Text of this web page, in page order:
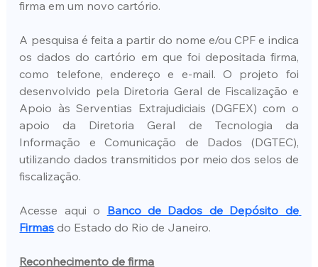
firma em um novo cartório.
A pesquisa é feita a partir do nome e/ou CPF e indica
os dados do cartório em que foi depositada firma,
como telefone, endereço e e-mail. O projeto foi
desenvolvido pela Diretoria Geral de Fiscalização e
Apoio às Serventias Extrajudiciais (DGFEX) com o
apoio da Diretoria Geral de Tecnologia da
Informação e Comunicação de Dados (DGTEC),
utilizando dados transmitidos por meio dos selos de
fiscalização.
Acesse aqui o Banco de Dados de Depósito de
Firmas do Estado do Rio de Janeiro.
Reconhecimento de firma